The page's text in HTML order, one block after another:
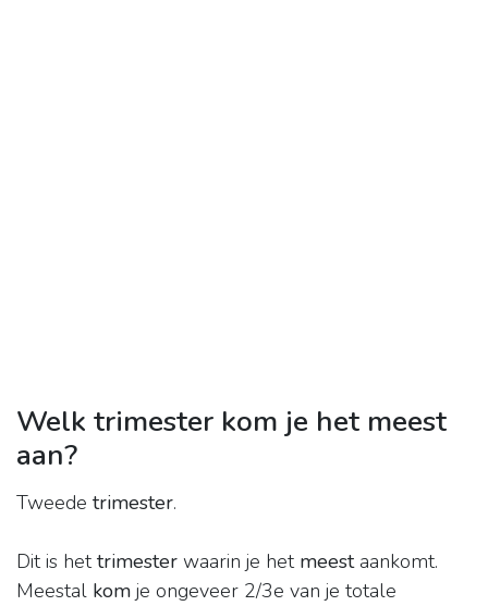
Welk trimester kom je het meest
aan?
Tweede trimester.
Dit is hettrimester waarin je het meestaankomt.
Meestal kom je ongeveer 2/3e van je totale